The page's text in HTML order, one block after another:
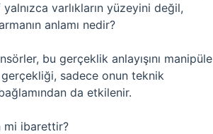
varlıkların yüzeyini değil,
anlamı nedir?
bu gerçeklik anlayışını manipüle
sadece onun teknik
da etkilenir.
mi ibarettir?